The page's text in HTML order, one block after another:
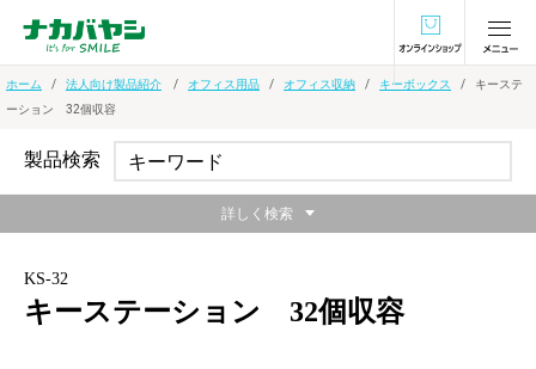
オンラインショ
ホーム 法人向け製品紹介 オフィス用品 オフィス収納 キーボックス
キーステ
ーション 32個収容
KS-32
キーステーション 32個収容
製品検索
詳しく検索